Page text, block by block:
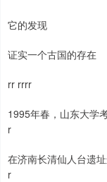
它的发现
证实一个古国的存在
rr rrrr
1995年春，山东大学
r
在济南长清仙人台遗
r